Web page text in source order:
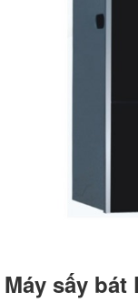
Máy sấy bát